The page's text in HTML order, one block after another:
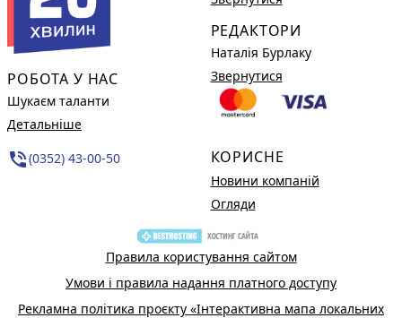
РОБОТА У НАС
Шукаєм таланти
Детальніше
phone_in_talk(0352) 43-00-50
РЕДАКТОРИ
Наталія Бурлаку
Звернутися
КОРИСНЕ
Новини компаній
Огляди
Правила користування сайтом
Умови і правила надання платного доступу
Рекламна політика проєкту «Інтерактивна мапа локальних